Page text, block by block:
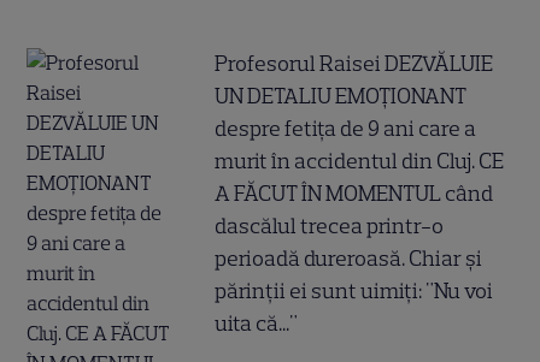
Profesorul Raisei DEZVĂLUIE
UN DETALIU EMOȚIONANT
despre fetița de 9 ani care a
murit în accidentul din Cluj. CE
A FĂCUT ÎN MOMENTUL când
dascălul trecea printr-o
perioadă dureroasă. Chiar și
părinții ei sunt uimiți: "Nu voi
uita că..."